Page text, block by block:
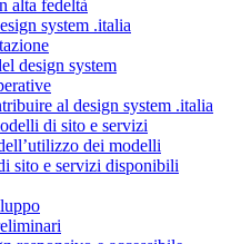
alta fedeltà
system .italia
design system
al design system .italia
di sito e servizi
dei modelli
sito e servizi disponibili